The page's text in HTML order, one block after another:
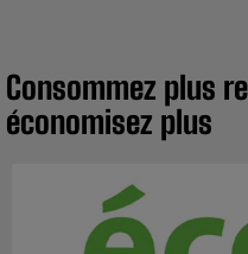
Consommez plus
économisez plus